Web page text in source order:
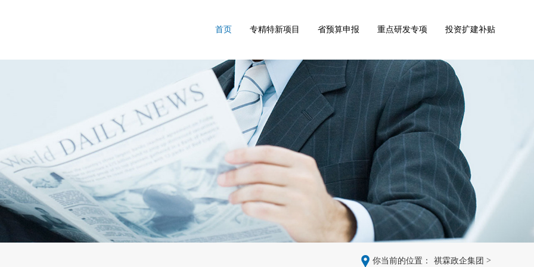
首页 专精特新项目 省预算申报 重点研发专项 投资扩建补贴
你当前的位置： 祺霖政企集团 >